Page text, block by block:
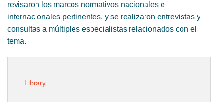
revisaron los marcos normativos nacionales e
internacionales pertinentes, y se realizaron entrevistas y
consultas a múltiples especialistas relacionados con el
tema.
Library